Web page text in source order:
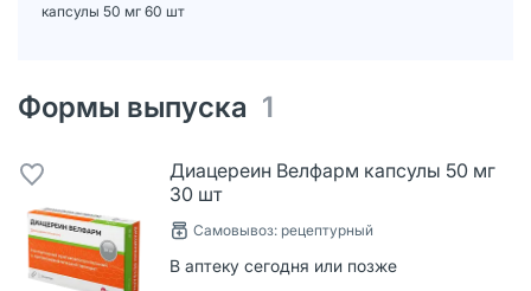
капсулы 50 мг 60 шт
Формы выпуска 1
Диацереин Велфарм капсулы 50 мг
30 шт
Самовывоз: рецептурный
В аптеку сегодня или позже